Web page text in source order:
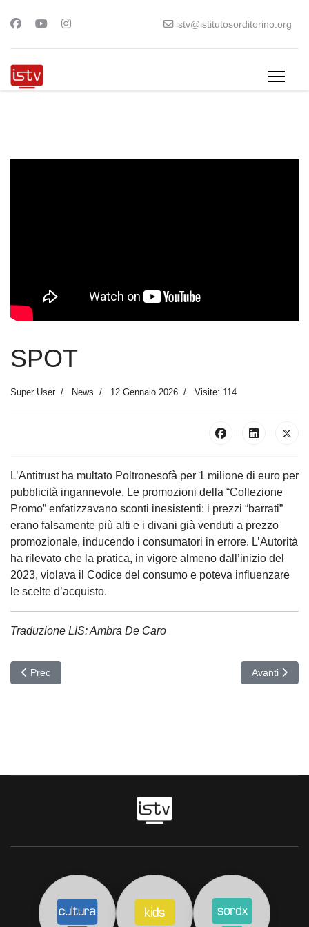
istv@istitutosorditorino.org
SPOT
Super User News 12 Gennaio 2026 Visite: 114
L’Antitrust ha multato Poltronesofà per 1 milione di euro per
pubblicità ingannevole. Le promozioni della “Collezione
Promo” enfatizzavano sconti inesistenti: i prezzi “barrati”
erano falsamente più alti e i divani già venduti a prezzo
promozionale, inducendo i consumatori in errore. L’Autorità
ha rilevato che la pratica, in vigore almeno dall’inizio del
2023, violava il Codice del consumo e poteva influenzare
le scelte d’acquisto.
Traduzione LIS: Ambra De Caro
Articolo precedente: TRENITALIA
Prec Articolo
Avanti